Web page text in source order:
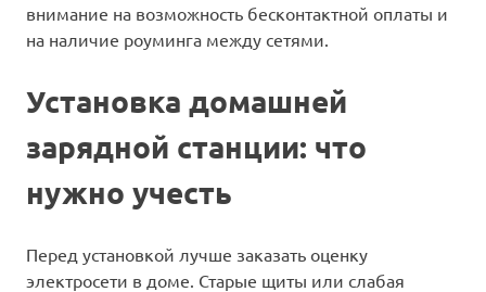
внимание на возможность бесконтактной оплаты и
на наличие роуминга между сетями.
Установка домашней
зарядной станции: что
нужно учесть
Перед установкой лучше заказать оценку
электросети в доме. Старые щиты или слабая